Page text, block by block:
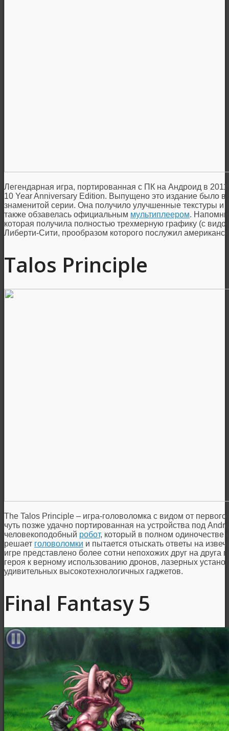
Легендарная игра, портированная с ПК на Андроид в
10 Year Anniversary Edition. Выпущено это издание было в
знаменитой серии. Она получило улучшенные текстуры и
также обзавелась официальным мультиплеером.
которая получила полностью трехмерную графику (с
Либерти-Сити, прообразом которого послужил
Talos Principle
The Talos Principle – игра-головоломка с видом от
чуть позже удачно портированная на устройства под
человекоподобный робот, который в полном одиночестве
решает головоломки и пытается отыскать ответы на
игре представлено более сотни непохожих друг на
героя к верному использованию дронов, лазерных
удивительных высокотехнологичных гаджетов.
Final Fantasy 5